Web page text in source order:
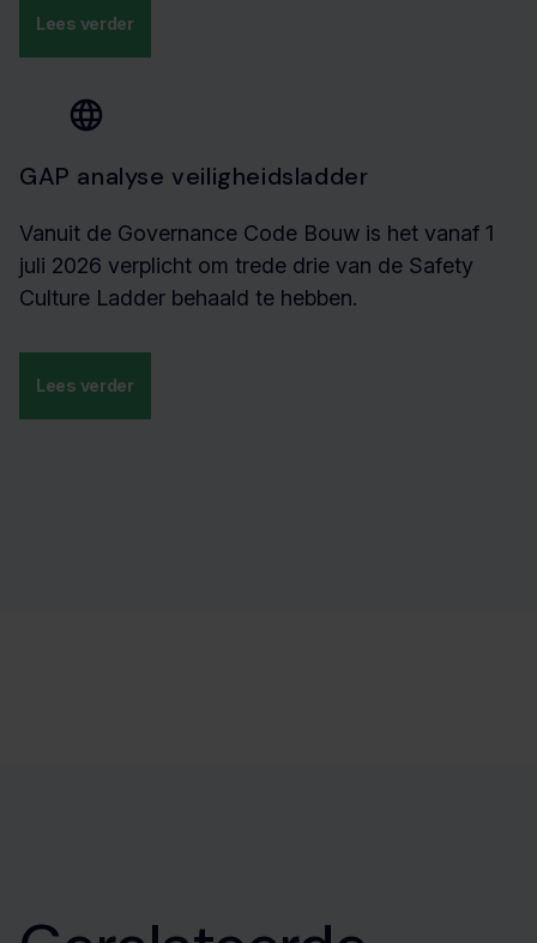
Lees verder
GAP analyse veiligheidsladder
Vanuit de Governance Code Bouw is het vanaf 1
juli 2026 verplicht om trede drie van de Safety
Culture Ladder behaald te hebben.
Lees verder